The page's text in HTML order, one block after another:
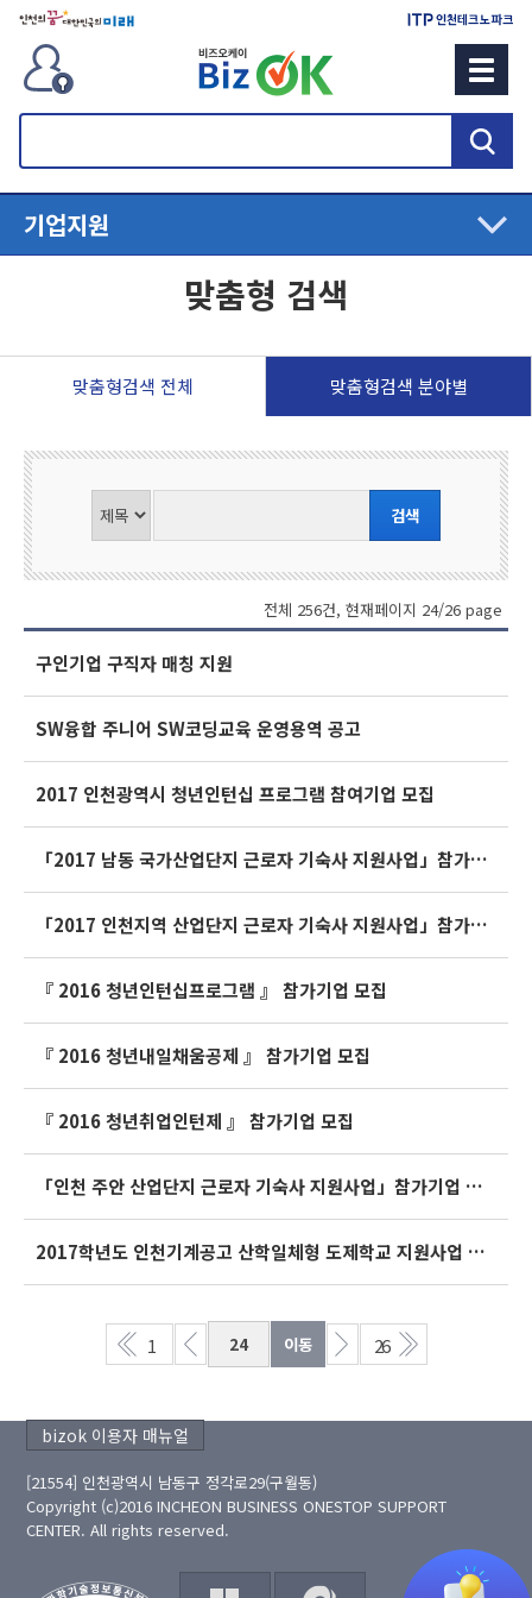
검
기업지원
맞춤형 검색
맞춤형검색 전체 맞춤형검색 분야별
전체 256건, 현재페이지 24/26 page
구인기업 구직자 매칭 지원
SW융합 주니어 SW코딩교육 운영용역 공고
2017 인천광역시 청년인턴십 프로그램 참여기업 모집
「2017 남동 국가산업단지 근로자 기숙사 지원사업」참가기업 모집
「2017 인천지역 산업단지 근로자 기숙사 지원사업」참가기업 모집 공고
『 2016 청년인턴십프로그램 』 참가기업 모집
『 2016 청년내일채움공제 』 참가기업 모집
『 2016 청년취업인턴제 』 참가기업 모집
「인천 주안 산업단지 근로자 기숙사 지원사업」참가기업 모집 공고문
2017학년도 인천기계공고 산학일체형 도제학교 지원사업 참여기업 모집
1 26
bizok 이용자 매뉴얼
[21554] 인천광역시 남동구 정각로29(구월동)
Copyright (c)2016 INCHEON BUSINESS ONESTOP SUPPORT
CENTER. All rights reserved.